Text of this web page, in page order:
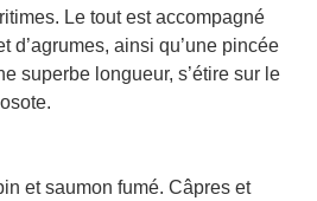
Le tout est accompagné
d’agrumes, ainsi qu’une pincée
superbe longueur, s’étire sur le
et saumon fumé. Câpres et